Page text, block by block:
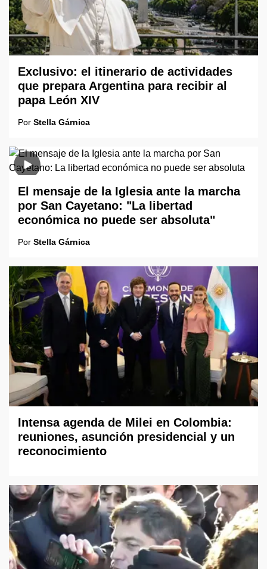
Exclusivo: el itinerario de actividades
que prepara Argentina para recibir al
papa León XIV
Por Stella Gárnica
El mensaje de la Iglesia ante la marcha
por San Cayetano: "La libertad
económica no puede ser absoluta"
Por Stella Gárnica
Intensa agenda de Milei en Colombia:
reuniones, asunción presidencial y un
reconocimiento